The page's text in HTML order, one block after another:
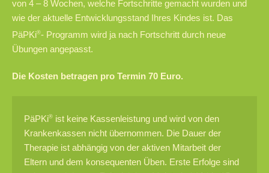
von 4 – 8 Wochen, welche Fortschritte gemacht wurden und
wie der aktuelle Entwicklungsstand Ihres Kindes ist. Das
PäPKi®- Programm wird ja nach Fortschritt durch neue
Übungen angepasst.
Die Kosten betragen pro Termin 70 Euro.
PäPKi® ist keine Kassenleistung und wird von den
Krankenkassen nicht übernommen. Die Dauer der
Therapie ist abhängig von der aktiven Mitarbeit der
Eltern und dem konsequenten Üben. Erste Erfolge sind